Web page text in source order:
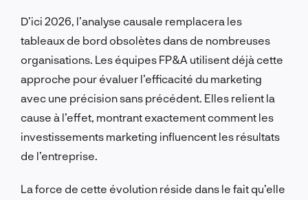
D’ici 2026, l’analyse causale remplacera les
tableaux de bord obsolètes dans de nombreuses
organisations. Les équipes FP&A utilisent déjà cette
approche pour évaluer l’efficacité du marketing
avec une précision sans précédent. Elles relient la
cause à l’effet, montrant exactement comment les
investissements marketing influencent les résultats
de l’entreprise.
La force de cette évolution réside dans le fait qu’elle